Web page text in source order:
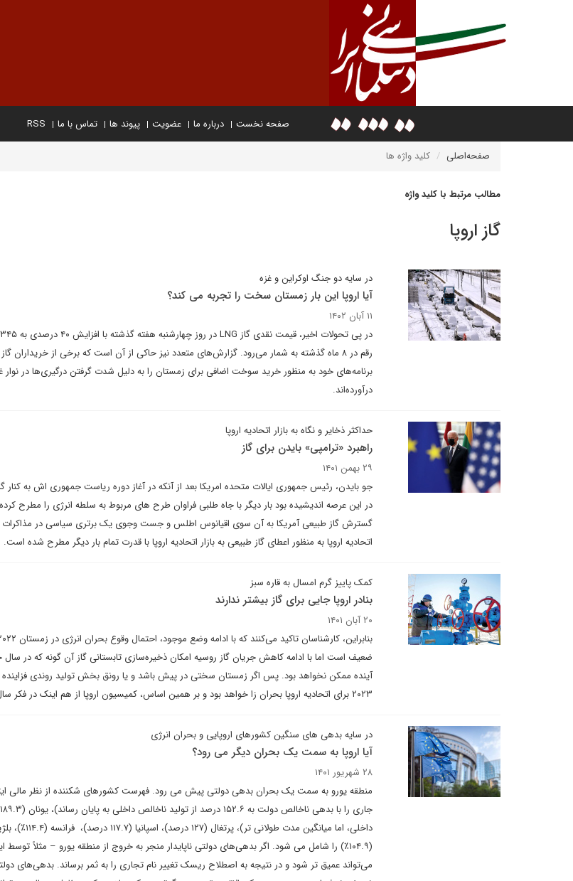
صفحه نخست درباره ما عضویت پیوند ها تماس با ما RSS
صفحه‌اصلی کلید واژه ها
مطالب مرتبط با کلید واژه
گاز اروپا
در سایه دو جنگ اوکراین و غزه
آیا اروپا این بار زمستان سخت را تجربه می کند؟
۱۱ آبان ۱۴۰۲
رقم در ۸ ماه گذشته به شمار می‌رود. گزارش‌های متعدد نیز حاکی از آن است که برخی از خریداران
برنامه‌های خود به منظور خرید سوخت اضافی برای زمستان را به دلیل شدت گرفتن درگیری‌ها در نوار
درآورده‌اند.
حداکثر ذخایر و نگاه به بازار اتحادیه اروپا
راهبرد «ترامپی» بایدن برای گاز
۲۹ بهمن ۱۴۰۱
جو بایدن، رئیس جمهوری ایالات متحده امریکا بعد از آنکه در آغاز دوره ریاست جمهوری اش به کنار
در این عرصه اندیشیده بود بار دیگر با جاه طلبی فراوان طرح های مربوط به سلطه انرژی را مطرح
گسترش گاز طبیعی آمریکا به آن سوی اقیانوس اطلس و جست وجوی یک برتری سیاسی در
اتحادیه اروپا به منظور اعطای گاز طبیعی به بازار اتحادیه اروپا با قدرت تمام بار دیگر مطرح شده است.
کمک پاییز گرم امسال به قاره سبز
بنادر اروپا جایی برای گاز بیشتر ندارند
۲۰ آبان ۱۴۰۱
ضعیف است اما با ادامه کاهش جریان‌ گاز روسیه امکان ذخیره‌سازی تابستانی گاز آن گونه که در
آینده ممکن نخواهد بود. پس اگر زمستان سختی در پیش باشد و یا رونق بخش تولید روندی
۲۰۲۳ برای اتحادیه اروپا بحران زا خواهد بود و بر همین اساس، کمیسیون اروپا از هم اینک در فکر سال آینده است.
در سایه بدهی های سنگین کشورهای اروپایی و بحران انرژی
آیا اروپا به سمت یک بحران دیگر می رود؟
۲۸ شهریور ۱۴۰۱
منطقه یورو به سمت یک بحران بدهی دولتی پیش می رود. فهرست کشورهای شکننده از نظر مالی
(۱۰۴.۹٪) را شامل می شود. اگر بدهی‌های دولتی ناپایدار منجر به خروج از منطقه یورو – مثلاً توسط
می‌تواند عمیق تر شود و در نتیجه به اصطلاح ریسک تغییر نام تجاری را به ثمر برساند. بدهی‌های